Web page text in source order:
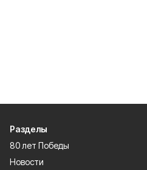
Разделы
80 лет Победы
Новости